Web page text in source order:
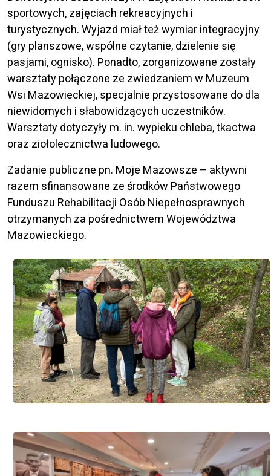
sportowych, zajęciach rekreacyjnych i
turystycznych. Wyjazd miał też wymiar integracyjny
(gry planszowe, wspólne czytanie, dzielenie się
pasjami, ognisko). Ponadto, zorganizowane zostały
warsztaty połączone ze zwiedzaniem w Muzeum
Wsi Mazowieckiej, specjalnie przystosowane do dla
niewidomych i słabowidzących uczestników.
Warsztaty dotyczyły m. in. wypieku chleba, tkactwa
oraz ziołolecznictwa ludowego.
Zadanie publiczne pn. Moje Mazowsze – aktywni
razem sfinansowane ze środków Państwowego
Funduszu Rehabilitacji Osób Niepełnosprawnych
otrzymanych za pośrednictwem Województwa
Mazowieckiego.